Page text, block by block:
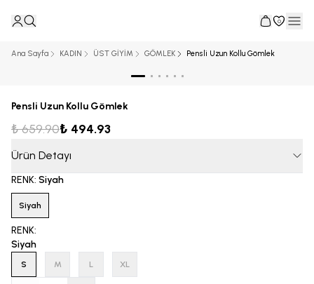
0
Ana Sayfa KADIN ÜST GİYİM GÖMLEK Pensli Uzun Kollu Gömlek
Pensli Uzun Kollu Gömlek
₺ 659.90₺ 494.93
Ürün Detayı
RENK: Siyah
Siyah
RENK:
Siyah
S M L XL